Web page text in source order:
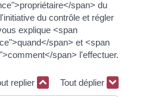
span> du
du contrôle et régler
explique <span
span> et <span
span> l'effectuer.
replier Tout déplier